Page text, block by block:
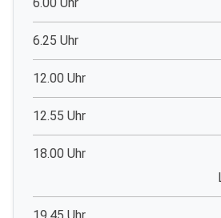
6.00 Uhr
6.25 Uhr
12.00 Uhr
12.55 Uhr
18.00 Uhr